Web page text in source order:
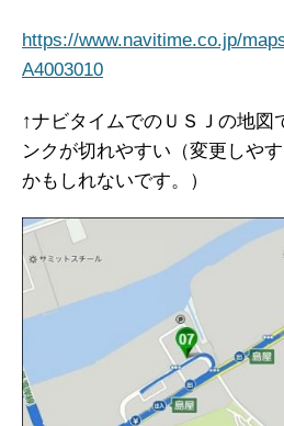
https://www.navitime.co.jp/
A4003010
↑ナビタイムでのＵＳＪの地図
ンクが切れやすい（変更しや
かもしれないです。）